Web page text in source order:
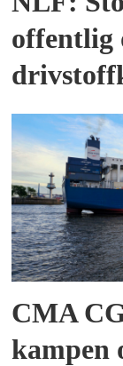
offentlig
CMA
kampen